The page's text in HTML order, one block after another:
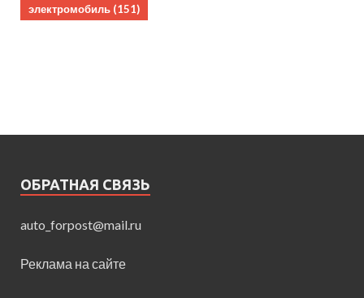
электромобиль (151)
ОБРАТНАЯ СВЯЗЬ
auto_forpost@mail.ru
Реклама на сайте